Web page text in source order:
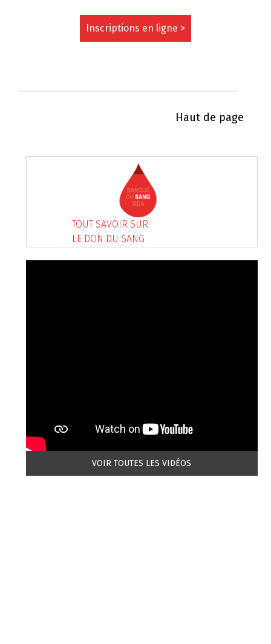
Inscriptions en ligne >
Haut de page
TOUT SAVOIR SUR
LE DON DU SANG
VOIR TOUTES LES VIDÉOS